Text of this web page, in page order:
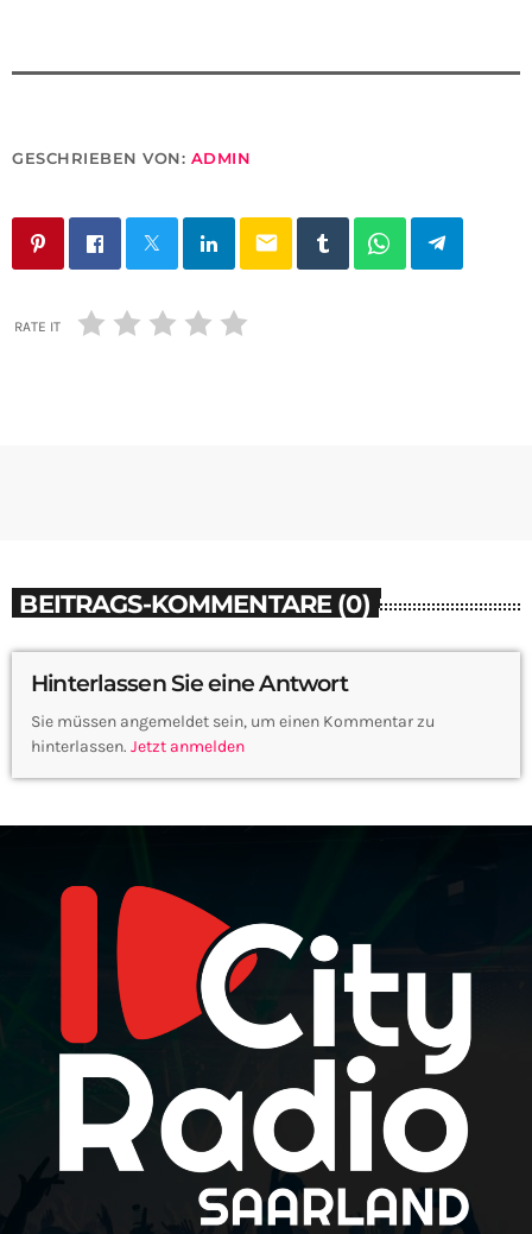
GESCHRIEBEN VON: ADMIN
email
RATE IT
BEITRAGS-KOMMENTARE (0)
Hinterlassen Sie eine Antwort
Sie müssen angemeldet sein, um einen Kommentar zu
hinterlassen. Jetzt anmelden